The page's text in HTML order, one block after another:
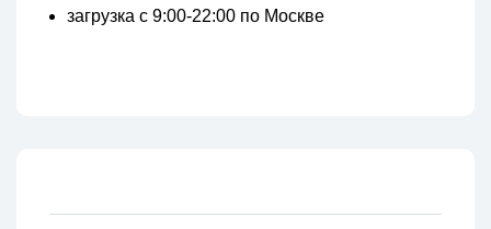
загрузка с 9:00-22:00 по Москве